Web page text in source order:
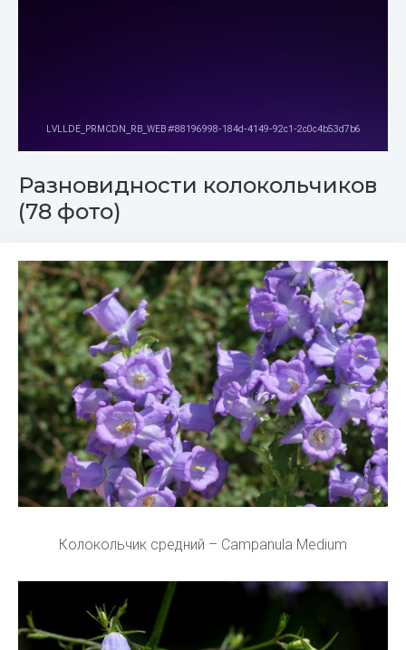
Разновидности колокольчиков
(78 фото)
Колокольчик средний – Campanula Medium